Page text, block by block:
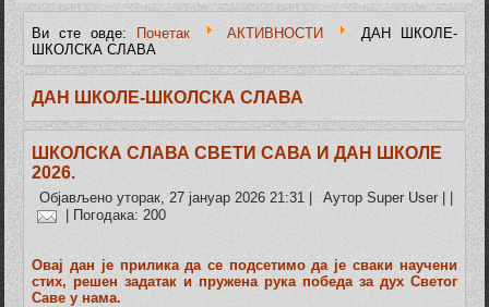
Ви сте овде: Почетак АКТИВНОСТИ
ДАН ШКОЛЕ-
ШКОЛСКА СЛАВА
ДАН ШКОЛЕ-ШКОЛСКА СЛАВА
ШКОЛСКА СЛАВА СВЕТИ САВА И ДАН ШКОЛЕ
2026.
Објављено уторак, 27 јануар 2026 21:31 Аутор Super User
| Погодака: 200
Овај дан је прилика да се подсетимо да је сваки научени
стих, решен задатак и пружена рука победа за дух Светог
Саве у нама.